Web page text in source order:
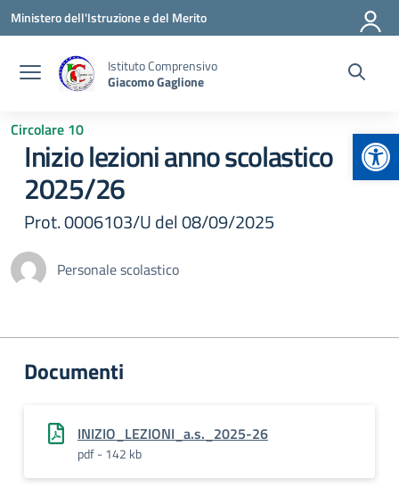
Vai ai contenuti
Vai al menu di navigazione
Vai al footer
Ministero dell'Istruzione e del Merito
Istituto Comprensivo
Giacomo Gaglione
Circolare 10
Inizio lezioni anno scolastico
2025/26
Prot. 0006103/U del 08/09/2025
Personale scolastico
Documenti
INIZIO_LEZIONI_a.s._2025-26
pdf - 142 kb